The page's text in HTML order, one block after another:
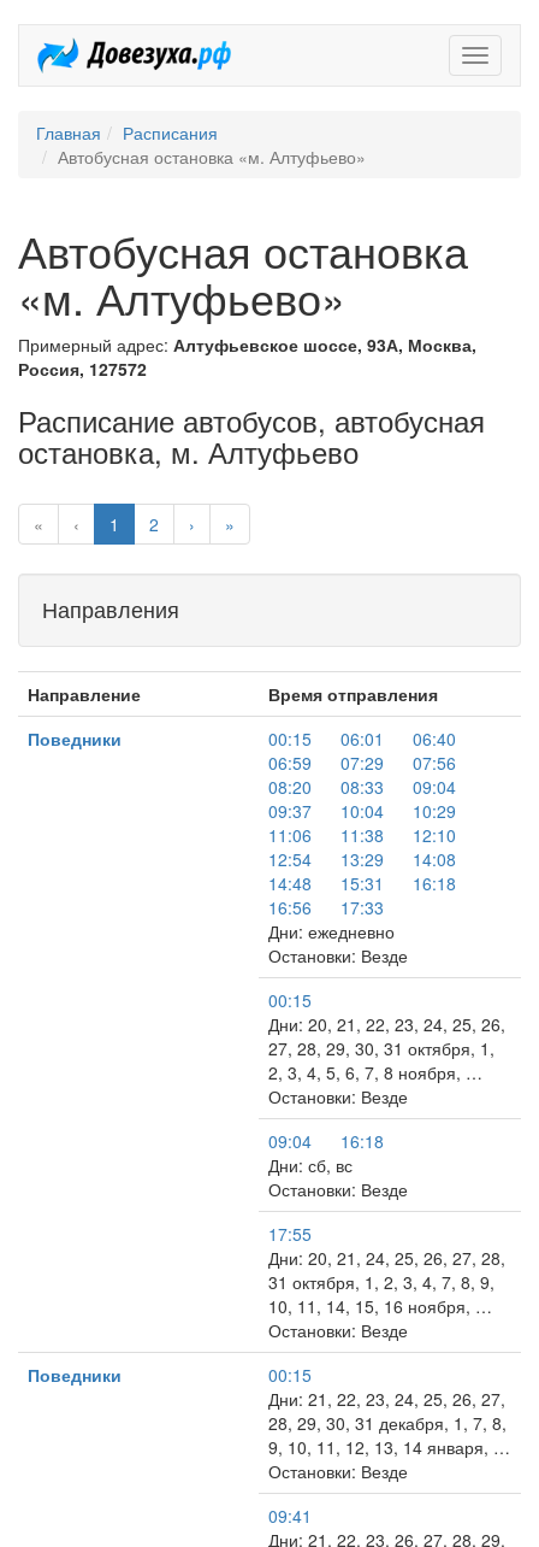
Главная
Расписания
Автобусная остановка «м. Алтуфьево»
Автобусная остановка
«м. Алтуфьево»
Примерный адрес: Алтуфьевское шоссе, 93А, Москва,
Россия, 127572
Расписание автобусов, автобусная
остановка, м. Алтуфьево
« ‹ 1 2 › »
Направления
Направление
Время отправления
Поведники
00:15 06:01
06:40
06:59
07:29
07:56
08:20
08:33
09:04
09:37
10:04
10:29
11:06
11:38
12:10
12:54
13:29
14:08
14:48
15:31
16:18
16:56
17:33
Дни: ежедневно
Остановки: Везде
00:15
Дни: 20, 21, 22, 23, 24, 25, 26,
27, 28, 29, 30, 31 октября, 1,
2, 3, 4, 5, 6, 7, 8 ноября, …
Остановки: Везде
09:04
16:18
Дни: сб, вс
Остановки: Везде
17:55
Дни: 20, 21, 24, 25, 26, 27, 28,
31 октября, 1, 2, 3, 4, 7, 8, 9,
10, 11, 14, 15, 16 ноября, …
Остановки: Везде
Поведники
00:15
Дни: 21, 22, 23, 24, 25, 26, 27,
28, 29, 30, 31 декабря, 1, 7, 8,
9, 10, 11, 12, 13, 14 января, …
Остановки: Везде
09:41
Дни: 21, 22, 23, 26, 27, 28, 29,